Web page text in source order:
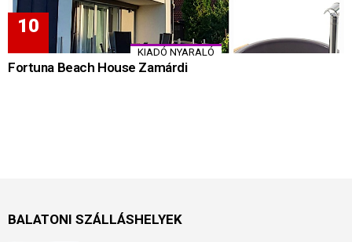
KIADÓ NYARALÓ
Fortuna Beach House Zamárdi
BALATONI SZÁLLÁSHELYEK